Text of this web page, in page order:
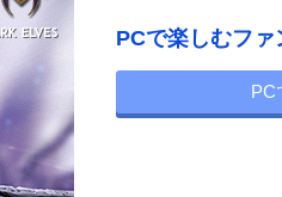
PCで楽しむファ
PC